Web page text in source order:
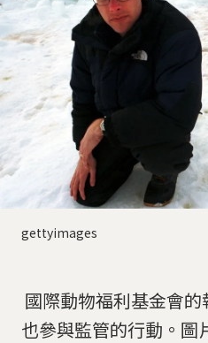
gettyimages
國際動物福利基金會
也參與監管的行動。圖